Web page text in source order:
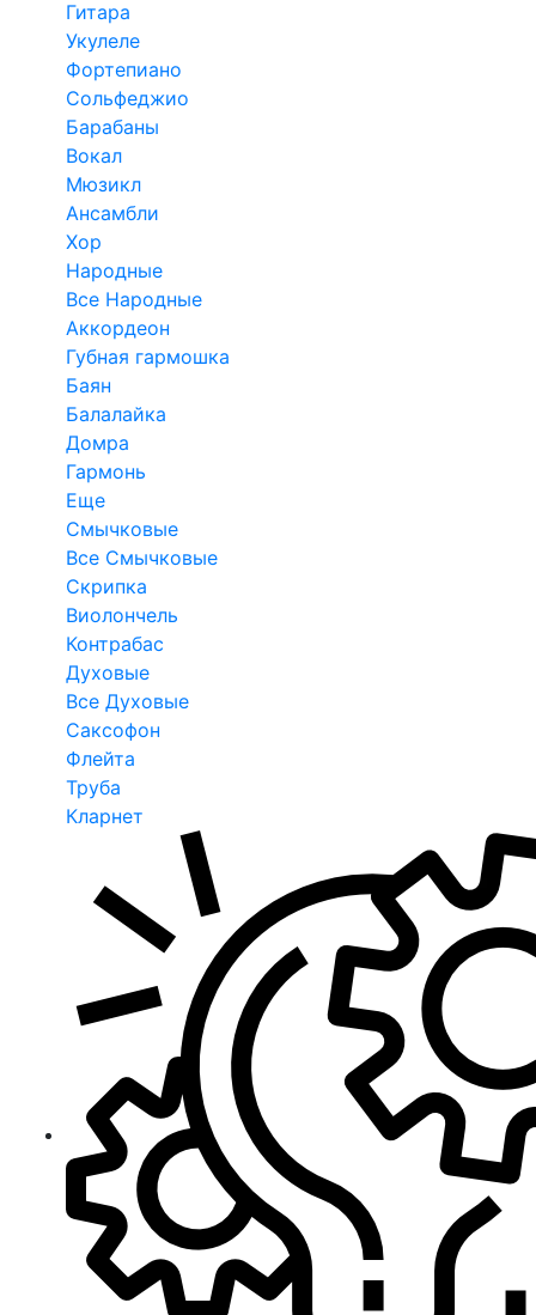
Гитара
Укулеле
Фортепиано
Сольфеджио
Барабаны
Вокал
Мюзикл
Ансамбли
Хор
Народные
Все Народные
Аккордеон
Губная гармошка
Баян
Балалайка
Домра
Гармонь
Еще
Смычковые
Все Смычковые
Скрипка
Виолончель
Контрабас
Духовые
Все Духовые
Саксофон
Флейта
Труба
Кларнет